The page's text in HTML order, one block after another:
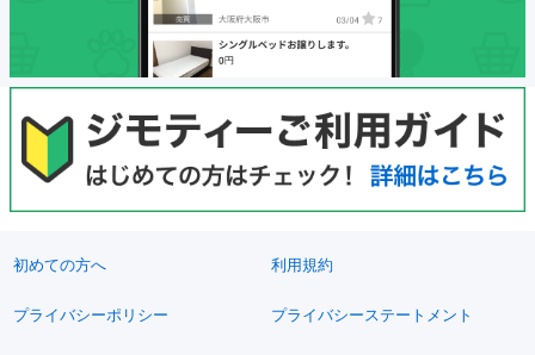
初めての方へ 利用規約
プライバシーポリシー プライバシーステートメント